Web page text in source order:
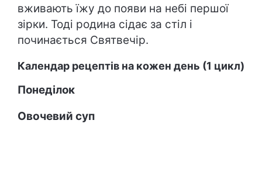
вживають їжу до появи на небі першої
зірки. Тоді родина сідає за стіл і
починається Святвечір.
Календар рецептів на кожен день (1 цикл)
Понеділок
Овочевий суп